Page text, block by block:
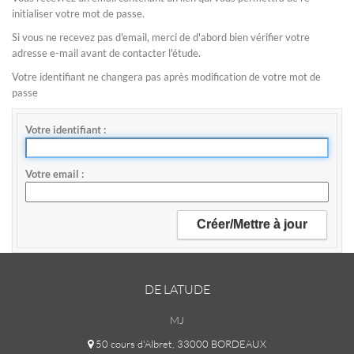
initialiser votre mot de passe.
Si vous ne recevez pas d'email, merci de d'abord bien vérifier votre
adresse e-mail avant de contacter l'étude.
Votre identifiant ne changera pas après modification de votre mot de
passe
Votre identifiant
Votre email
DE LATUDE
MJ
50 cours d'Albret, 33000 BORDEAUX